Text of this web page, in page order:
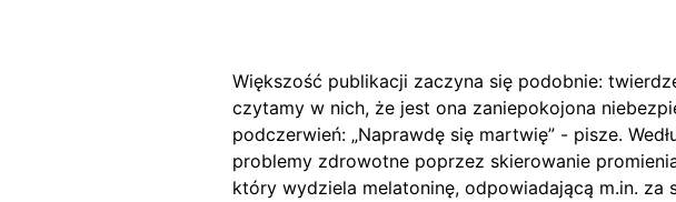
Większość publikacji zaczyna się podobnie:
czytamy w nich, że jest ona zaniepokojona
podczerwień: „Naprawdę się martwię” - pisze.
problemy zdrowotne poprzez skierowanie
który wydziela melatoninę, odpowiadającą m.in. za